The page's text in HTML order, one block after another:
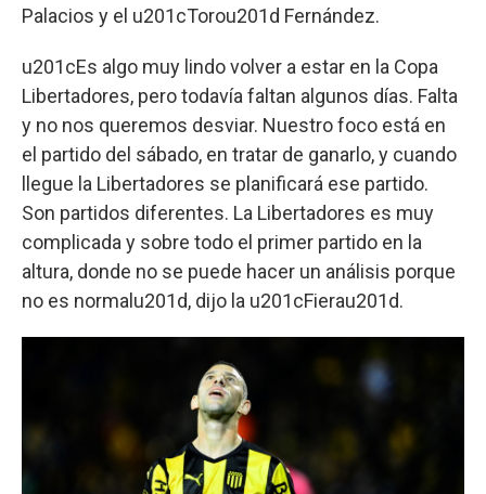
Palacios y el u201cTorou201d Fernández.
u201cEs algo muy lindo volver a estar en la Copa
Libertadores, pero todavía faltan algunos días. Falta
y no nos queremos desviar. Nuestro foco está en
el partido del sábado, en tratar de ganarlo, y cuando
llegue la Libertadores se planificará ese partido.
Son partidos diferentes. La Libertadores es muy
complicada y sobre todo el primer partido en la
altura, donde no se puede hacer un análisis porque
no es normalu201d, dijo la u201cFierau201d.